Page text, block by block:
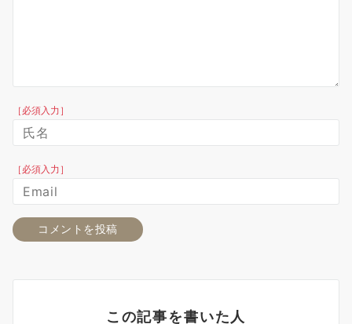
［必須入力］
［必須入力］
この記事を書いた人